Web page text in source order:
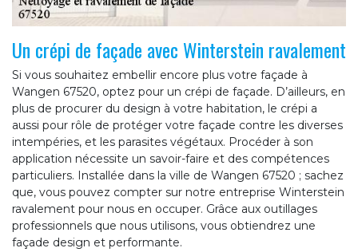
Un crépi de façade avec Winterstein ravalement
Si vous souhaitez embellir encore plus votre façade à
Wangen 67520, optez pour un crépi de façade. D’ailleurs, en
plus de procurer du design à votre habitation, le crépi a
aussi pour rôle de protéger votre façade contre les diverses
intempéries, et les parasites végétaux. Procéder à son
application nécessite un savoir-faire et des compétences
particuliers. Installée dans la ville de Wangen 67520 ; sachez
que, vous pouvez compter sur notre entreprise Winterstein
ravalement pour nous en occuper. Grâce aux outillages
professionnels que nous utilisons, vous obtiendrez une
façade design et performante.